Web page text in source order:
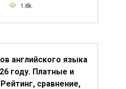
1.8k.
английского языка
году. Платные и
сравнение,